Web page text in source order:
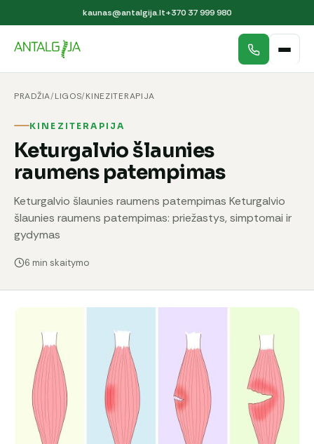
kaunas@antalgija.lt+370 37 999 980
PRADŽIA/LIGOS/KINEZITERAPIJA
KINEZITERAPIJA
Keturgalvio šlaunies
raumens patempimas
Keturgalvio šlaunies raumens patempimas Keturgalvio
šlaunies raumens patempimas: priežastys, simptomai ir
gydymas
6 min skaitymo